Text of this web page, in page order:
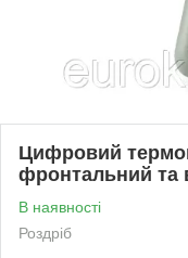
Цифровий
фронтальний та
В наявності
Роздріб